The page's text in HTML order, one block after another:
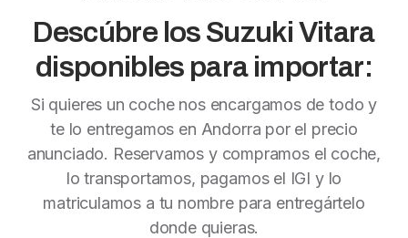
Descúbre los Suzuki Vitara
disponibles para importar:
Si quieres un coche nos encargamos de todo y
te lo entregamos en Andorra por el precio
anunciado. Reservamos y compramos el coche,
lo transportamos, pagamos el IGI y lo
matriculamos a tu nombre para entregártelo
donde quieras.